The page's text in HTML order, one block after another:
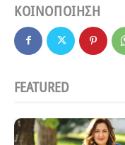
ΚΟΙΝΟΠΟΙΗΣΗ
FEATURED